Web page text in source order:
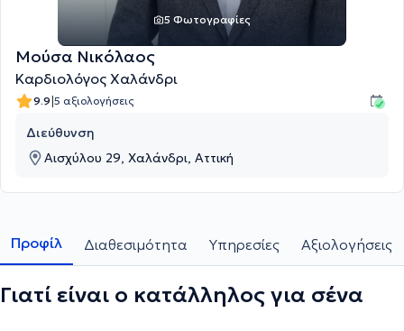
5 Φωτογραφίες
Μούσα Νικόλαος
Καρδιολόγος Χαλάνδρι
9.9|5 αξιολογήσεις
Διεύθυνση
Αισχύλου 29, Χαλάνδρι, Αττική
Προφίλ Διαθεσιμότητα Υπηρεσίες Αξιολογήσεις
Γιατί είναι ο κατάλληλος για σένα